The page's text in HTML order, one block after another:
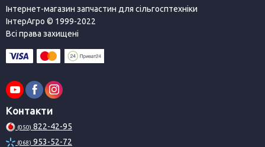
Інтернет-магазин запчастин для сільгосптехніки
ІнтерАгро © 1999-2022
Всі права захищені
Контакти
(050) 822-42-95
(068) 953-52-72